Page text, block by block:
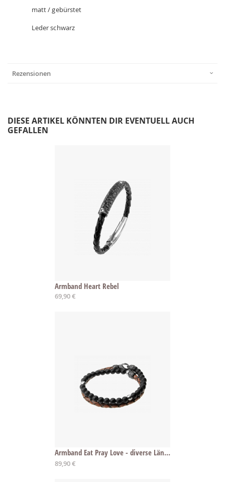
matt / gebürstet
Leder schwarz
Rezensionen
DIESE ARTIKEL KÖNNTEN DIR EVENTUELL AUCH
GEFALLEN
Armband Heart Rebel
69,90 €
Armband Eat Pray Love - diverse Längen
89,90 €